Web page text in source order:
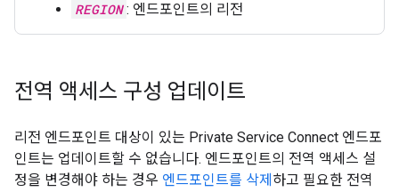
REGION : 엔드포인트의 리전
전역 액세스 구성 업데이트
리전 엔드포인트 대상이 있는 Private Service Connect 엔드포
인트는 업데이트할 수 없습니다. 엔드포인트의 전역 액세스 설
정을 변경해야 하는 경우 엔드포인트를 삭제 하고 필요한 전역